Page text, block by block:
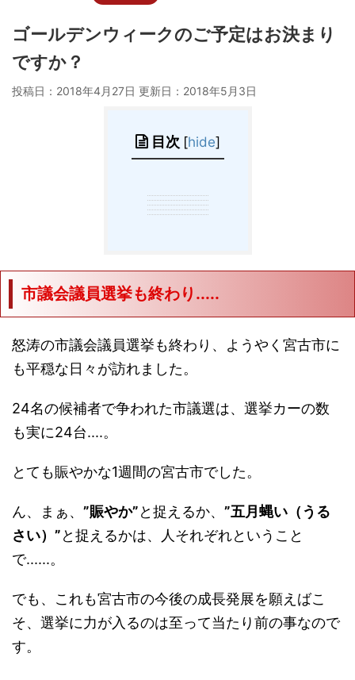
ゴールデンウィークのご予定はお決まり
ですか？
投稿日：2018年4月27日 更新日： 2018年5月3日
目次 [hide]
市議会議員選挙も終わり.....
怒涛の市議会議員選挙も終わり、ようやく宮古市に
も平穏な日々が訪れました。
24名の候補者で争われた市議選は、選挙カーの数
も実に24台....。
とても賑やかな1週間の宮古市でした。
ん、まぁ、 ”賑やか”と捉えるか、 ”五月蝿い（うる
さい）”と捉えるかは、人それぞれということ
で......。
でも、これも宮古市の今後の成長発展を願えばこ
そ、選挙に力が入るのは至って当たり前の事なので
す。